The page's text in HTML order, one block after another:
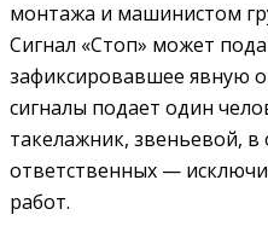
монтажа и машинистом
Сигнал «Стоп» может
зафиксировавшее явную
сигналы подает один
такелажник, звеньевой, в
ответственных —
работ.